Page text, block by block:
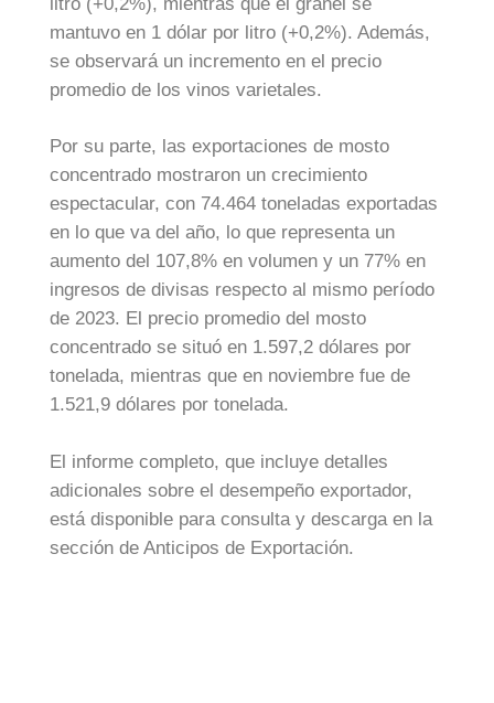
mantuvo en 1 dólar por litro (+0,2%). Además,
se observará un incremento en el precio
promedio de los vinos varietales.
Por su parte, las exportaciones de mosto
concentrado mostraron un crecimiento
espectacular, con 74.464 toneladas exportadas
en lo que va del año, lo que representa un
aumento del 107,8% en volumen y un 77% en
ingresos de divisas respecto al mismo período
de 2023. El precio promedio del mosto
concentrado se situó en 1.597,2 dólares por
tonelada, mientras que en noviembre fue de
1.521,9 dólares por tonelada.
El informe completo, que incluye detalles
adicionales sobre el desempeño exportador,
está disponible para consulta y descarga en la
sección de Anticipos de Exportación.